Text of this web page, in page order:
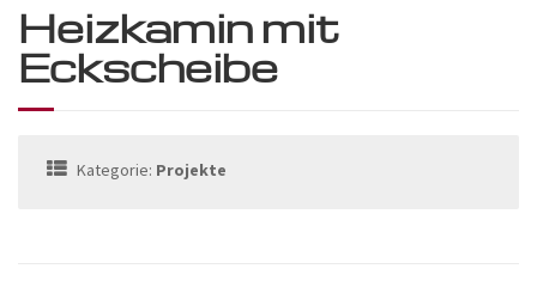
Heizkamin mit
Eckscheibe
Kategorie: Projekte